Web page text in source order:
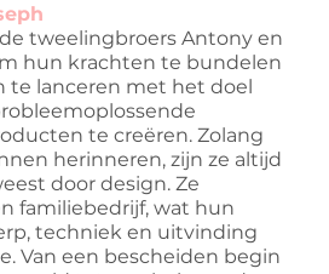
tweelingbroers Antony en
hun krachten te bundelen
te lanceren met het doel
te creëren. Zolang
herinneren, zijn ze altijd
door design. Ze
familiebedrijf, wat hun
techniek en uitvinding
Van een bescheiden begin